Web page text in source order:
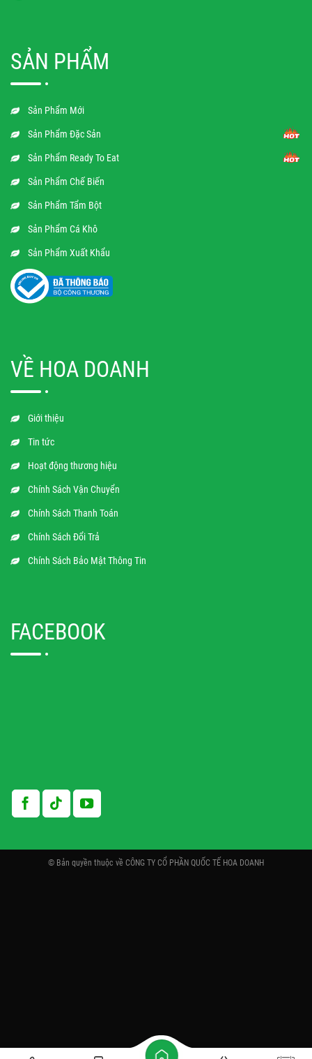
SẢN PHẨM
Sản Phẩm Mới
Sản Phẩm Đặc Sản
Sản Phẩm Ready To Eat
Sản Phẩm Chế Biến
Sản Phẩm Tẩm Bột
Sản Phẩm Cá Khô
Sản Phẩm Xuất Khẩu
VỀ HOA DOANH
Giới thiệu
Tin tức
Hoạt động thương hiệu
Chính Sách Vận Chuyển
Chính Sách Thanh Toán
Chính Sách Đổi Trả
Chính Sách Bảo Mật Thông Tin
FACEBOOK
© Bản quyền thuộc về CÔNG TY CỔ PHẦN QUỐC TẾ HOA DOANH